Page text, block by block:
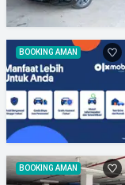
BOOKING AMAN
BOOKING AMAN